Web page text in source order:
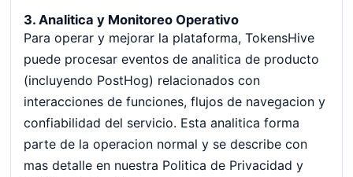
3. Analitica y Monitoreo Operativo
Para operar y mejorar la plataforma, TokensHive
puede procesar eventos de analitica de producto
(incluyendo PostHog) relacionados con
interacciones de funciones, flujos de navegacion y
confiabilidad del servicio. Esta analitica forma
parte de la operacion normal y se describe con
mas detalle en nuestra Politica de Privacidad y